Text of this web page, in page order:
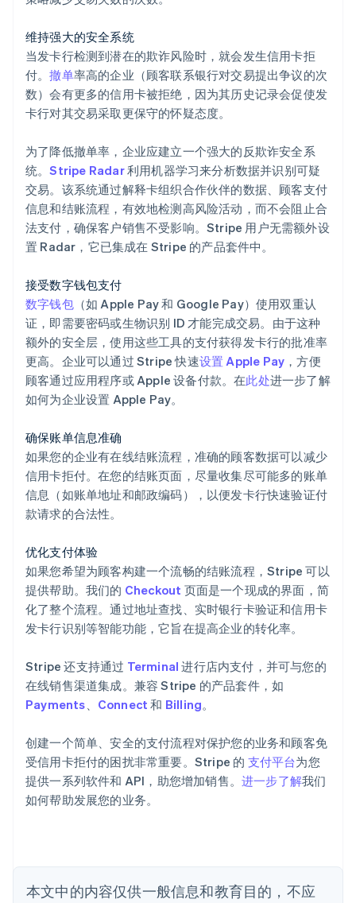
维持强大的安全系统
当发卡行检测到潜在的欺诈风险时，就会发生信用卡拒
付。撤单率高的企业（顾客联系银行对交易提出争议的次
数）会有更多的信用卡被拒绝，因为其历史记录会促使发
卡行对其交易采取更保守的怀疑态度。
为了降低撤单率，企业应建立一个强大的反欺诈安全系
统。Stripe Radar利用机器学习来分析数据并识别可疑
交易。该系统通过解释卡组织合作伙伴的数据、顾客支付
信息和结账流程，有效地检测高风险活动，而不会阻止合
法支付，确保客户销售不受影响。Stripe 用户无需额外设
置 Radar，它已集成在 Stripe 的产品套件中。
接受数字钱包支付
数字钱包（如 Apple Pay 和 Google Pay）使用双重认
证，即需要密码或生物识别 ID 才能完成交易。由于这种
额外的安全层，使用这些工具的支付获得发卡行的批准率
更高。企业可以通过 Stripe 快速设置 Apple Pay ，方便
顾客通过应用程序或 Apple 设备付款。在此处进一步了解
如何为企业设置 Apple Pay。
确保账单信息准确
如果您的企业有在线结账流程，准确的顾客数据可以减少
信用卡拒付。在您的结账页面，尽量收集尽可能多的账单
信息（如账单地址和邮政编码），以便发卡行快速验证付
款请求的合法性。
优化支付体验
如果您希望为顾客构建一个流畅的结账流程，Stripe 可以
提供帮助。我们的 Checkout 页面是一个现成的界面，简
化了整个流程。通过地址查找、实时银行卡验证和信用卡
发卡行识别等智能功能，它旨在提高企业的转化率。
Stripe 还支持通过 Terminal 进行店内支付，并可与您的
在线销售渠道集成。兼容 Stripe 的产品套件，如
Payments、 Connect 和 Billing。
创建一个简单、安全的支付流程对保护您的业务和顾客免
受信用卡拒付的困扰非常重要。Stripe 的 支付平台为您
提供一系列软件和 API，助您增加销售。 进一步了解我们
如何帮助发展您的业务。
本文中的内容仅供一般信息和教育目的，不应
爱尔兰
English
爱沙尼亚
奥地利
Deutsch English
澳大利亚
English
巴西
比利时
波兰